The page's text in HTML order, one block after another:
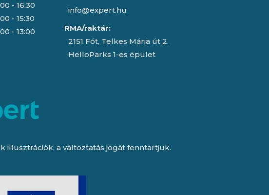
- 16:30
- 15:30
- 13:00
info@expert.hu
RMA/raktár:
2151 Fót, Telkes Mária út 2.
HelloParks 1-es épület
a változtatás jogát fenntartjuk.